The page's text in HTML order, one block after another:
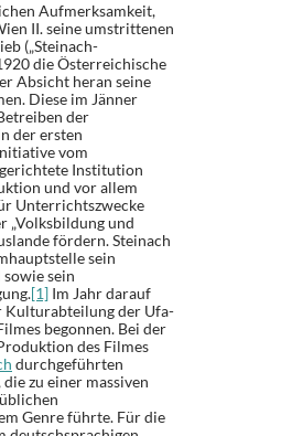
Aufmerksamkeit,
II. seine umstrittenen
(„Steinach-
die Österreichische
Absicht heran seine
Diese im Jänner
der
der ersten
vom
Institution
und vor allem
Unterrichtszwecke
„Volksbildung und
fördern. Steinach
sein
sein
[1] Im Jahr darauf
der Ufa-
begonnen. Bei der
des Filmes
durchgeführten
zu einer massiven
Genre führte. Für die